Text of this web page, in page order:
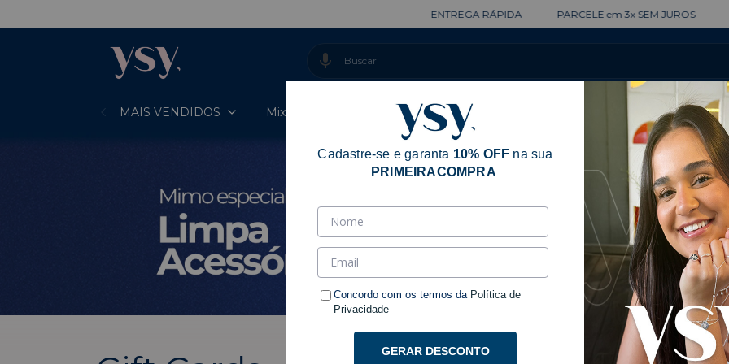
- ENTREGA RÁPIDA - - PARCELE em 3x SEM JUROS - -
MAIS VENDIDOS Mixes Prontos Colares Pulseiras
Cadastre-se e garanta 10% OFF na sua
PRIMEIRACOMPRA
Concordo com os termos da Política de
Privacidade
GERAR DESCONTO